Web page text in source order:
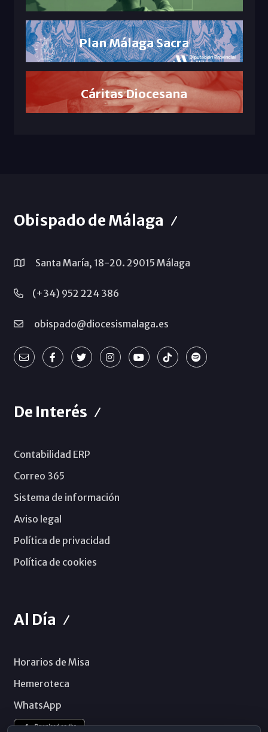
Plan Málaga Sacra
Cáritas Diocesana
Obispado de Málaga
Santa María, 18-20. 29015 Málaga
(+34) 952 224 386
obispado@diocesismalaga.es
De Interés
Contabilidad ERP
Correo 365
Sistema de información
Aviso legal
Política de privacidad
Política de cookies
Al Día
Horarios de Misa
Hemeroteca
WhatsApp